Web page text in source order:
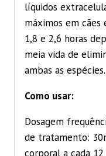
líquidos
máximos em cães
1,8 e 2,6 horas
meia vida de
ambas as espécies.
Como usar:
Dosagem
de tratamento:
corporal a cada